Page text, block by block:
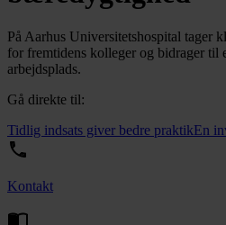
På Aarhus Universitetshospital tager
for fremtidens kolleger og bidrager til
arbejdsplads.
Gå direkte til:
Tidlig indsats giver bedre praktikEn
Kontakt